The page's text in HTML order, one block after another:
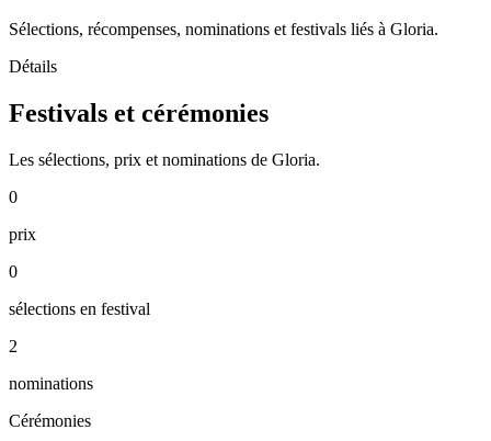
Sélections, récompenses, nominations et festivals liés à Gloria.
Détails
Festivals et cérémonies
Les sélections, prix et nominations de Gloria.
0
prix
0
sélections en festival
2
nominations
Cérémonies